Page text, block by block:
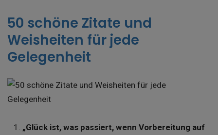
50 schöne Zitate und
Weisheiten für jede
Gelegenheit
„Glück ist, was passiert, wenn Vorbereitung auf